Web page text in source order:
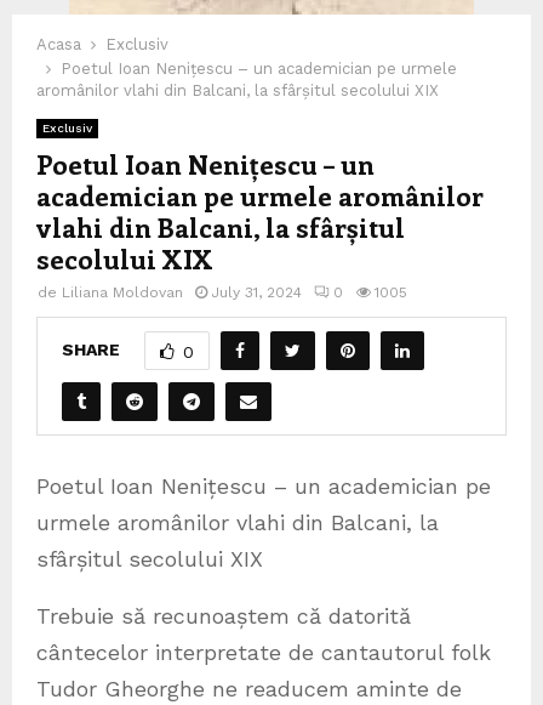
Acasa
Exclusiv
Poetul Ioan Nenițescu – un academician pe urmele
aromânilor vlahi din Balcani, la sfârșitul secolului XIX
Exclusiv
Poetul Ioan Nenițescu – un
academician pe urmele aromânilor
vlahi din Balcani, la sfârșitul
secolului XIX
de Liliana Moldovan July 31, 2024 0 1005
SHARE 0
Poetul Ioan Nenițescu – un academician pe
urmele aromânilor vlahi din Balcani, la
sfârșitul secolului XIX
Trebuie să recunoaștem că datorită
cântecelor interpretate de cantautorul folk
Tudor Gheorghe ne readucem aminte de